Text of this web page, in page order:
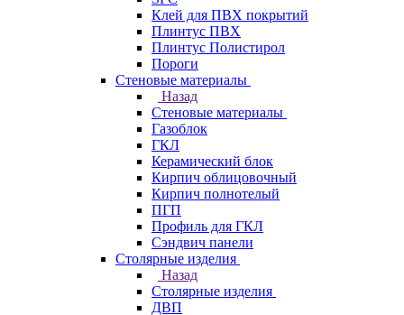
Клей для ПВХ покрытий
Плинтус ПВХ
Плинтус Полистирол
Пороги
Стеновые материалы
Назад
Стеновые материалы
Газоблок
ГКЛ
Керамический блок
Кирпич облицовочный
Кирпич полнотелый
ПГП
Профиль для ГКЛ
Сэндвич панели
Столярные изделия
Назад
Столярные изделия
ДВП